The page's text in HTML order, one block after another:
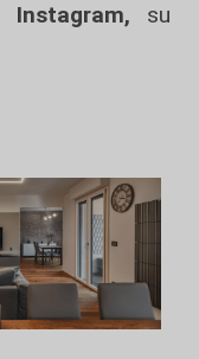
Instagram, su